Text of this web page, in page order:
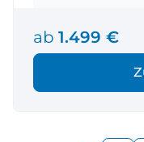
ab 1.499 €